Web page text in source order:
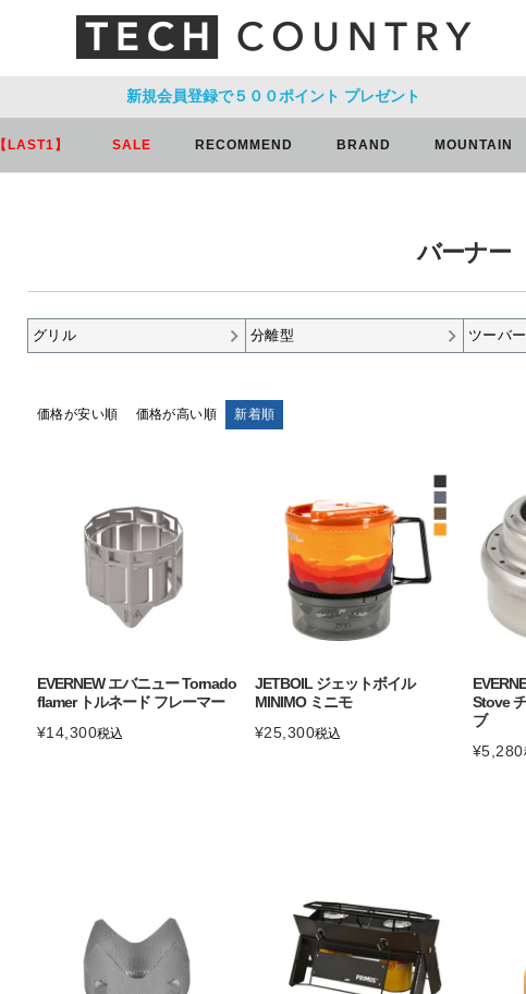
新規会員登録で５００ポイント プレゼント
【LAST1】 SALE RECOMMEND BRAND MOUNTAIN
バーナー
グリル 分離型 ツーバ
価格が安い順 価格が高い順 新着順
EVERNEW エバニュー Tornado
flamer トルネード フレーマー
¥14,300税込
JETBOIL ジェットボイル
MINIMO ミニモ
¥25,300税込
Stove
ブ
¥5,280